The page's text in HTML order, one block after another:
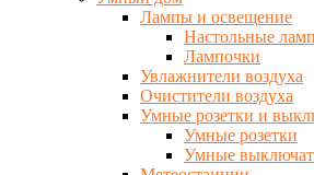
Лампы и освещение
Настольные
Лампочки
Увлажнители воздуха
Очистители воздуха
Умные розетки и
Умные розетки
Умные